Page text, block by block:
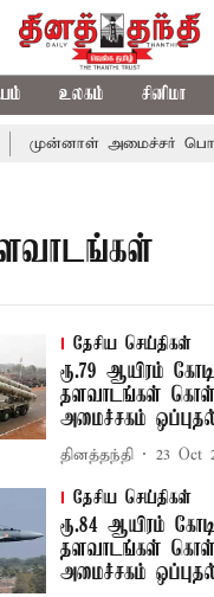
உலகம் சினிமா
முன்னாள் அமைச்சர்
தேசிய செய்திகள்
ரூ.79 ஆயிரம்
தளவாடங்கள்
அமைச்சகம்
தினத்தந்தி 23 Oct
தேசிய செய்திகள்
ரூ.84 ஆயிரம்
தளவாடங்கள்
அமைச்சகம்